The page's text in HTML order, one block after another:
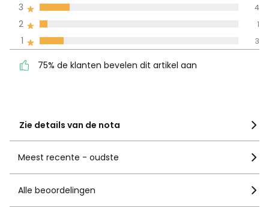
100% gecertificeerde beoordelingen,
3 4
4 6
5
Zie details van de nota
1 3
2 1
3 4
75% de klanten bevelen dit artikel aan
Meest recente - oudste
Alle beoordelingen